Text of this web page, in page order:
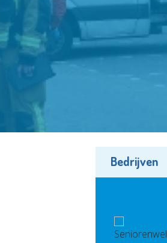
Bedrijven